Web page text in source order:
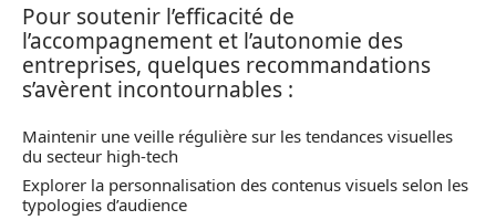
Pour soutenir l’efficacité de
l’accompagnement et l’autonomie des
entreprises, quelques recommandations
s’avèrent incontournables :
Maintenir une veille régulière sur les tendances visuelles
du secteur high-tech
Explorer la personnalisation des contenus visuels selon les
typologies d’audience